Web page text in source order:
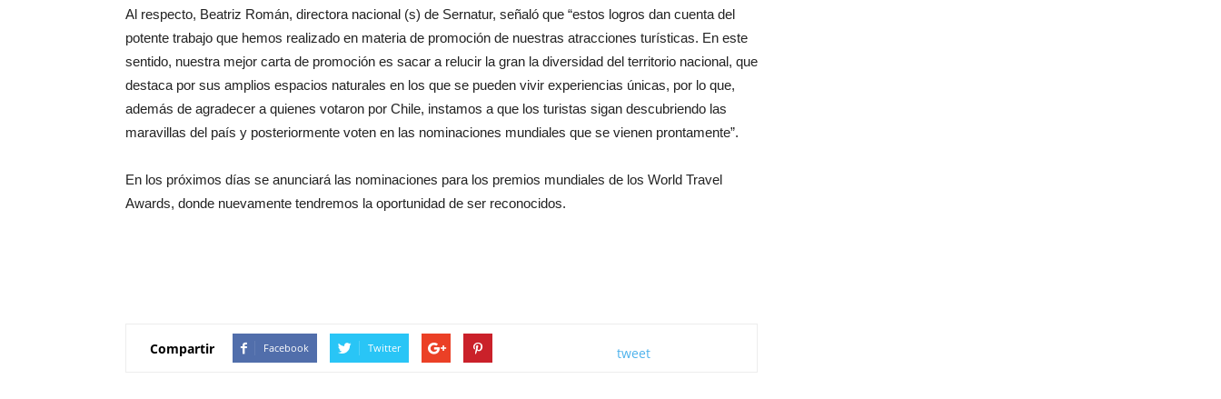
Al respecto, Beatriz Román, directora nacional (s) de Sernatur, señaló que “estos logros dan cuenta del
potente trabajo que hemos realizado en materia de promoción de nuestras atracciones turísticas. En este
sentido, nuestra mejor carta de promoción es sacar a relucir la gran la diversidad del territorio nacional, que
destaca por sus amplios espacios naturales en los que se pueden vivir experiencias únicas, por lo que,
además de agradecer a quienes votaron por Chile, instamos a que los turistas sigan descubriendo las
maravillas del país y posteriormente voten en las nominaciones mundiales que se vienen prontamente”.
En los próximos días se anunciará las nominaciones para los premios mundiales de los World Travel
Awards, donde nuevamente tendremos la oportunidad de ser reconocidos.
Compartir Facebook Twitter tweet